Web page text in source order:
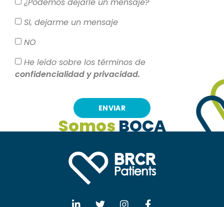
SI, dejarme un mensaje
NO
He leído sobre los términos de
confidencialidad y privacidad.
ENVIAR
SomosBOCA